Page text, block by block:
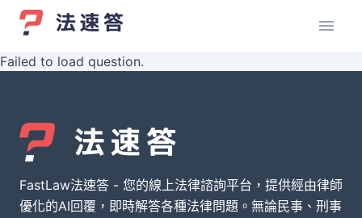
Failed to load question.
FastLaw法速答 - 您的線上法律諮詢平台，提供經由律師
優化的AI回覆，即時解答各種法律問題。無論民事、刑事